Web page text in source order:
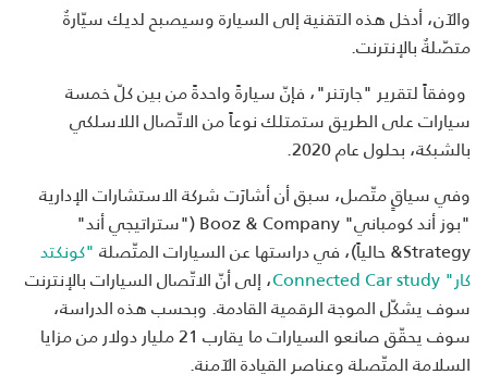
والآن، أدخل هذه التقنية إلى السيارة وسيصبح لديك سيّارةٌ
متصّلةٌ بالإنترنت.
ووفقاً لتقرير "جارتنر"، فإنّ سيارةً واحدةً من بين كلّ خمسة
سيارات على الطريق ستمتلك نوعاً من الاتّصال اللاسلكي
بالشبكة، بحلول عام 2020.
وفي سياقٍ متّصل، سبق أن أشارَت شركة الاستشارات الإدارية
"بوز أند كومباني" Booz & Company ("ستراتيجي أند"
Strategy& حالياً)، في دراستها عن السيارات المتّصلة
"كونكتد
كار" Connected Car study
، إلى أنّ الاتّصال السيارات بالإنترنت
سوف يشكّل الموجة الرقمية القادمة. وبحسب هذه الدراسة،
سوف يحقّق صانعو السيارات ما يقارب 21 مليار دولار من مزايا
السلامة المتّصلة وعناصر القيادة الآمنة.